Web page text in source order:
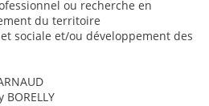
ou recherche en
du territoire
sociale et/ou développement des